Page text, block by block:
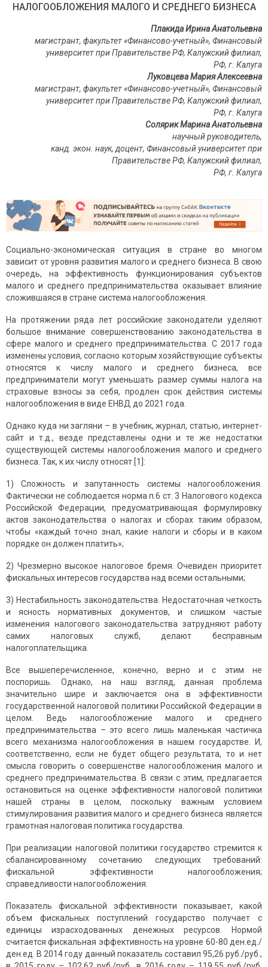
НАЛОГООБЛОЖЕНИЯ МАЛОГО И СРЕДНЕГО БИЗНЕСА
Плакида Ирина Анатольевна
магистрант, факультет «Финансово-учетный», Финансовый
университет при Правительстве РФ, Калужский филиал,
РФ, г. Калуга
Луковцева Мария Алексеевна
магистрант, факультет «Финансово-учетный», Финансовый
университет при Правительстве РФ, Калужский филиал,
РФ, г. Калуга
Солярик Марина Анатольевна
научный руководитель,
канд. экон. наук, доцент, Финансовый университет при
Правительстве РФ, Калужский филиал,
РФ, г. Калуга
Социально-экономическая ситуация в стране во многом
зависит от уровня развития малого и среднего бизнеса. В свою
очередь, на эффективность функционирования субъектов
малого и среднего предпринимательства оказывает влияние
сложившаяся в стране система налогообложения.
На протяжении ряда лет российские законодатели уделяют
большое внимание совершенствованию законодательства в
сфере малого и среднего предпринимательства. С 2017 года
изменены условия, согласно которым хозяйствующие субъекты
относятся к числу малого и среднего бизнеса, все
предприниматели могут уменьшать размер суммы налога на
страховые взносы за себя, продлен срок действия системы
налогообложения в виде ЕНВД до 2021 года.
Однако куда ни загляни – в учебник, журнал, статью, интернет-
сайт и т.д., везде представлены одни и те же недостатки
существующей системы налогообложения малого и среднего
бизнеса. Так, к их числу относят [1]:
1) Сложность и запутанность системы налогообложения.
Фактически не соблюдается норма п.6 ст. 3 Налогового кодекса
Российской Федерации, предусматривающая формулировку
актов законодательства о налогах и сборах таким образом,
чтобы «каждый точно знал, какие налоги и сборы и в каком
порядке он должен платить»;
2) Чрезмерно высокое налоговое бремя. Очевиден приоритет
фискальных интересов государства над всеми остальными;
3) Нестабильность законодательства. Недостаточная четкость
и ясность нормативных документов, и слишком частые
изменения налогового законодательства затрудняют работу
самих налоговых служб, делают бесправным
налогоплательщика.
Все вышеперечисленное, конечно, верно и с этим не
поспоришь. Однако, на наш взгляд, данная проблема
значительно шире и заключается она в эффективности
государственной налоговой политики Российской Федерации в
целом. Ведь налогообложение малого и среднего
предпринимательства – это всего лишь маленькая частичка
всего механизма налогообложения в нашем государстве. И,
соответственно, если не будет общего результата, то и нет
смысла говорить о совершенстве налогообложения малого и
среднего предпринимательства. В связи с этим, предлагается
остановиться на оценке эффективности налоговой политики
нашей страны в целом, поскольку важным условием
стимулирования развития малого и среднего бизнеса является
грамотная налоговая политика государства.
При реализации налоговой политики государство стремится к
сбалансированному сочетанию следующих требований:
фискальной эффективности налогообложения;
справедливости налогообложения.
Показатель фискальной эффективности показывает, какой
объем фискальных поступлений государство получает с
единицы израсходованных денежных ресурсов. Нормой
считается фискальная эффективность на уровне 60-80 ден.ед./
ден.ед. В 2014 году данный показатель составил 95,26 руб./руб.,